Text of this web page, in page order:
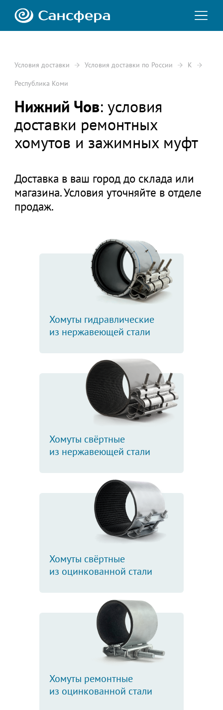
Условия доставки Условия доставки по России К
Республика Коми
Нижний Чов: условия
доставки ремонтных
хомутов и зажимных муфт
Доставка в ваш город до склада или
магазина. Условия уточняйте в отделе
продаж.
Хомуты гидравлические
из нержавеющей стали
Хомуты свёртные
из нержавеющей стали
Хомуты свёртные
из оцинкованной стали
Хомуты ремонтные
из оцинкованной стали